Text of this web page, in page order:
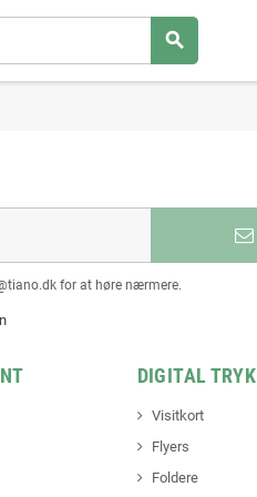
search
for at høre nærmere.
DIGITAL TRYK
Visitkort
Flyers
Foldere